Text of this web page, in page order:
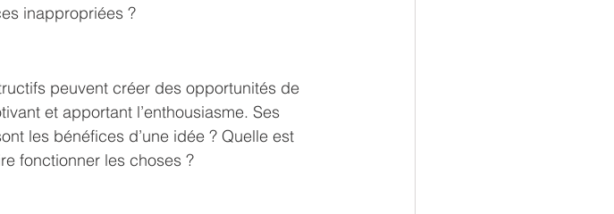
inappropriées ?
peuvent créer des opportunités de
et apportant l’enthousiasme. Ses
les bénéfices d’une idée ? Quelle est
fonctionner les choses ?